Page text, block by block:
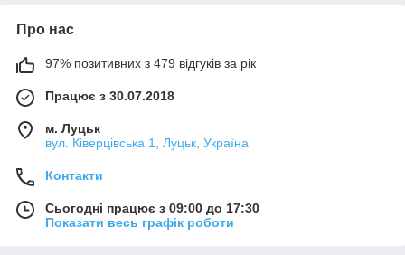
Про нас
97% позитивних з 479 відгуків за рік
Працює з 30.07.2018
м. Луцьк
вул. Ківерцівська 1, Луцьк, Україна
Контакти
Сьогодні працює з 09:00 до 17:30
Показати весь графік роботи